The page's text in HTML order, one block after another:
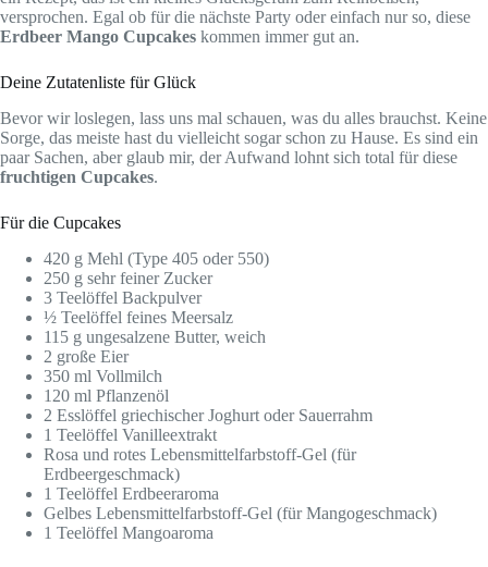
versprochen. Egal ob für die nächste Party oder einfach nur so, diese
Erdbeer Mango Cupcakes kommen immer gut an.
Deine Zutatenliste für Glück
Bevor wir loslegen, lass uns mal schauen, was du alles brauchst. Keine
Sorge, das meiste hast du vielleicht sogar schon zu Hause. Es sind ein
paar Sachen, aber glaub mir, der Aufwand lohnt sich total für diese
fruchtigen Cupcakes.
Für die Cupcakes
420 g Mehl (Type 405 oder 550)
250 g sehr feiner Zucker
3 Teelöffel Backpulver
½ Teelöffel feines Meersalz
115 g ungesalzene Butter, weich
2 große Eier
350 ml Vollmilch
120 ml Pflanzenöl
2 Esslöffel griechischer Joghurt oder Sauerrahm
1 Teelöffel Vanilleextrakt
Rosa und rotes Lebensmittelfarbstoff-Gel (für
Erdbeergeschmack)
1 Teelöffel Erdbeeraroma
Gelbes Lebensmittelfarbstoff-Gel (für Mangogeschmack)
1 Teelöffel Mangoaroma